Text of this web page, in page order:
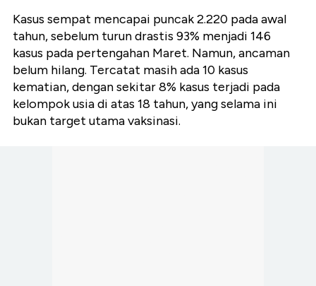
Kasus sempat mencapai puncak 2.220 pada awal
tahun, sebelum turun drastis 93% menjadi 146
kasus pada pertengahan Maret. Namun, ancaman
belum hilang. Tercatat masih ada 10 kasus
kematian, dengan sekitar 8% kasus terjadi pada
kelompok usia di atas 18 tahun, yang selama ini
bukan target utama vaksinasi.